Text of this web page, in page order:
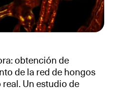
obtención de
de la red de hongos
Un estudio de